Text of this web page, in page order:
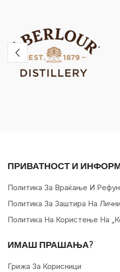
ПРИВАТНОСТ И
Политика За Враќање И
Политика За Заштира На
Политика На Користење На
ИМАШ ПРАШАЊА?
Грижа За Корисници